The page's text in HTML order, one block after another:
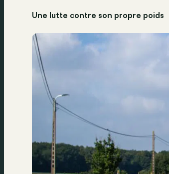
Une lutte contre son propre poids